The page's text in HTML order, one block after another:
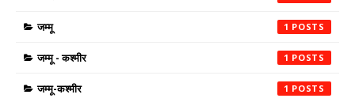
जम्मू 1
जम्मू - कश्मीर 1
जम्मू-कश्मीर 1